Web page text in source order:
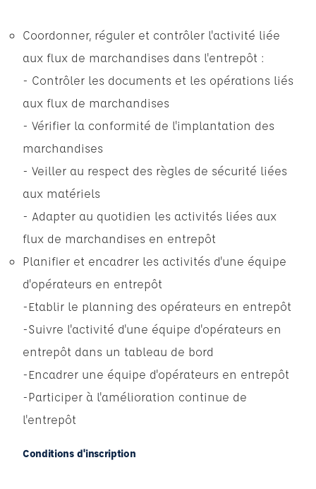
Coordonner, réguler et contrôler l'activité liée
aux flux de marchandises dans l'entrepôt :
- Contrôler les documents et les opérations liés
aux flux de marchandises
- Vérifier la conformité de l'implantation des
marchandises
- Veiller au respect des règles de sécurité liées
aux matériels
- Adapter au quotidien les activités liées aux
flux de marchandises en entrepôt
Planifier et encadrer les activités d'une équipe
d'opérateurs en entrepôt
-Etablir le planning des opérateurs en entrepôt
-Suivre l'activité d'une équipe d'opérateurs en
entrepôt dans un tableau de bord
-Encadrer une équipe d'opérateurs en entrepôt
-Participer à l'amélioration continue de
l'entrepôt
Conditions d'inscription